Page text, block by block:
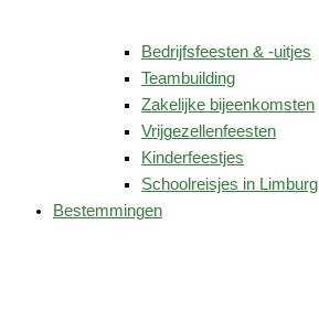
Bedrijfsfeesten & -uitjes
Teambuilding
Zakelijke bijeenkomsten
Vrijgezellenfeesten
Kinderfeestjes
Schoolreisjes in Limburg
Bestemmingen